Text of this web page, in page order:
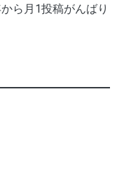
ら月1投稿がんばり